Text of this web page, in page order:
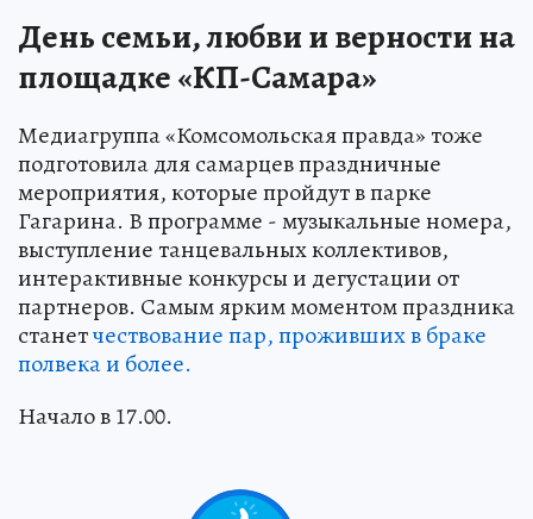
День семьи, любви и верности на
площадке «КП-Самара»
Медиагруппа «Комсомольская правда» тоже
подготовила для самарцев праздничные
мероприятия, которые пройдут в парке
Гагарина. В программе - музыкальные номера,
выступление танцевальных коллективов,
интерактивные конкурсы и дегустации от
партнеров. Самым ярким моментом праздника
станетчествование пар, проживших в браке
полвека и более.
Начало в 17.00.